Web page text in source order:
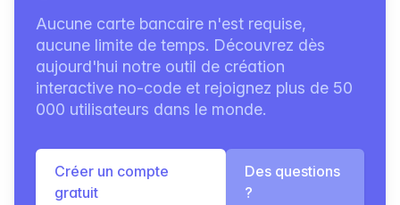
Aucune carte bancaire n'est requise,
aucune limite de temps. Découvrez dès
aujourd'hui notre outil de création
interactive no-code et rejoignez plus de 50
000 utilisateurs dans le monde.
Créer un compte
gratuit
Des questions
?